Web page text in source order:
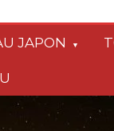
JAPON